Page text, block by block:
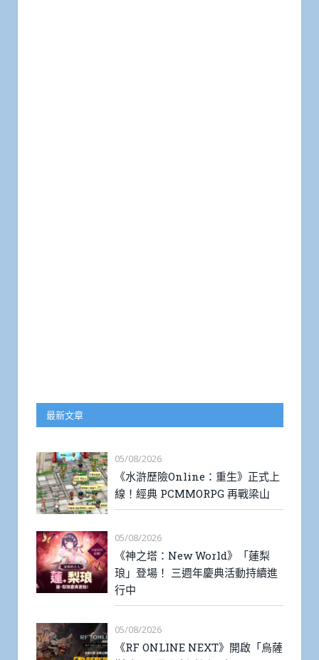
最新文章
05/08/2026
《水滸歷險Online：重生》正式上
線！經典 PCMMORPG 再戰梁山
05/08/2026
《神之塔：New World》「蓮梨
琅」登場！ 三週年慶典活動持續進
行中
05/08/2026
《RF ONLINE NEXT》開啟「烏薩